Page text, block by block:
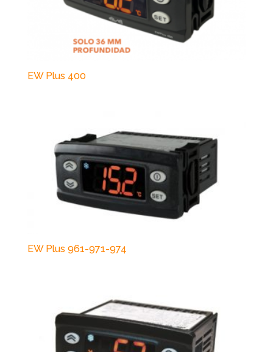
EW Plus 400
EW Plus 961-971-974